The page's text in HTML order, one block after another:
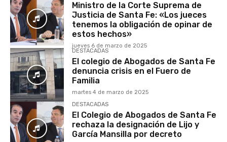
Ministro de la Corte Suprema de
Justicia de Santa Fe: «Los jueces
tenemos la obligación de opinar de
estos hechos»
jueves 6 de marzo de 2025
DESTACADAS
El colegio de Abogados de Santa Fe
denuncia crisis en el Fuero de
Familia
martes 4 de marzo de 2025
DESTACADAS
El Colegio de Abogados de Santa Fe
rechaza la designación de Lijo y
García Mansilla por decreto